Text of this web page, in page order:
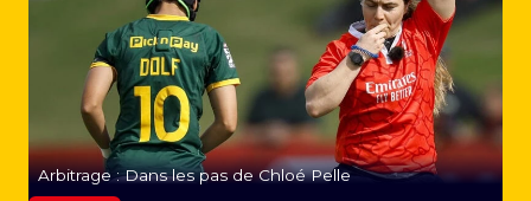
Arbitrage : Dans les pas de Chloé Pelle